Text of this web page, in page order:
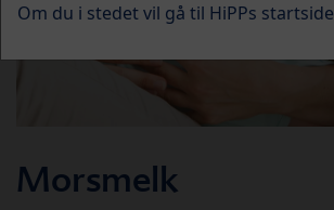
Morsmelk
Om du i stedet vil gå til HiPPs startside